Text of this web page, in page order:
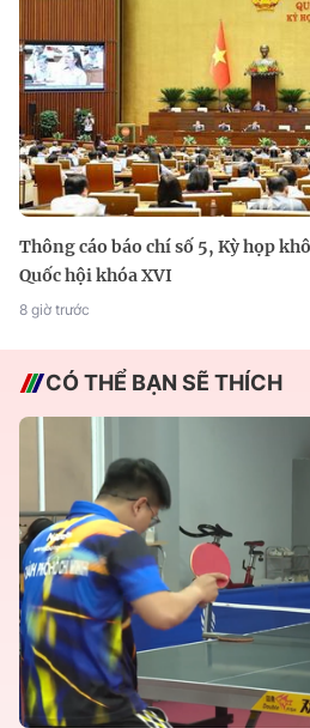
Thông cáo báo chí số 5, Kỳ họp
Quốc hội khóa XVI
8 giờ trước
CÓ THỂ BẠN SẼ THÍCH